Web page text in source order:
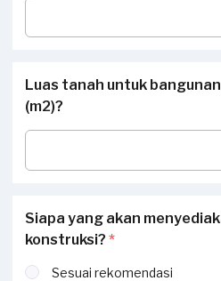
Luas tanah untuk
(m2)?
Siapa yang akan
konstruksi? *
Sesuai rekomendasi